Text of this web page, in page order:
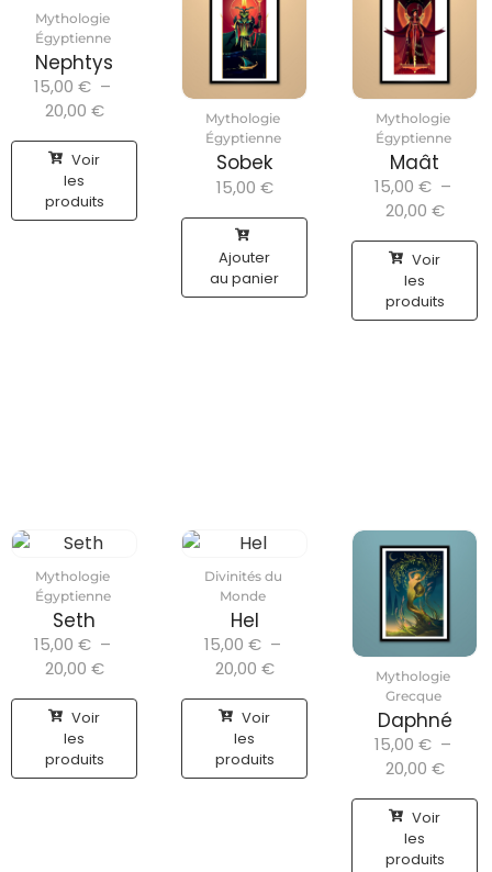
Mythologie
Égyptienne
Nephtys
15,00 € –
20,00 €
Voir
les
produits
Mythologie
Égyptienne
Sobek
15,00 €
Ajouter
au panier
Mythologie
Égyptienne
Maât
15,00 € –
20,00 €
Voir
les
produits
Mythologie
Égyptienne
Seth
15,00 € –
20,00 €
Voir
les
produits
Divinités du
Monde
Hel
15,00 € –
20,00 €
Voir
les
produits
Mythologie
Grecque
Daphné
15,00 € –
20,00 €
Voir
les
produits